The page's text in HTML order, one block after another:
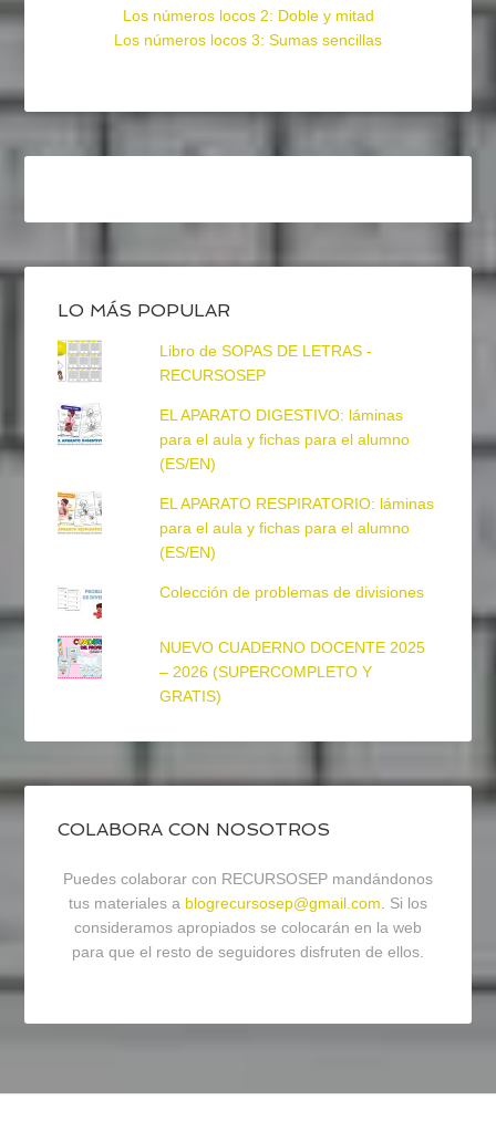
Los números locos 2: Doble y mitad
Los números locos 3: Sumas sencillas
LO MÁS POPULAR
Libro de SOPAS DE LETRAS -
RECURSOSEP
EL APARATO DIGESTIVO: láminas
para el aula y fichas para el alumno
(ES/EN)
EL APARATO RESPIRATORIO: láminas
para el aula y fichas para el alumno
(ES/EN)
Colección de problemas de divisiones
NUEVO CUADERNO DOCENTE 2025
– 2026 (SUPERCOMPLETO Y
GRATIS)
COLABORA CON NOSOTROS
Puedes colaborar con RECURSOSEP mandándonos
tus materiales a blogrecursosep@gmail.com. Si los
consideramos apropiados se colocarán en la web
para que el resto de seguidores disfruten de ellos.